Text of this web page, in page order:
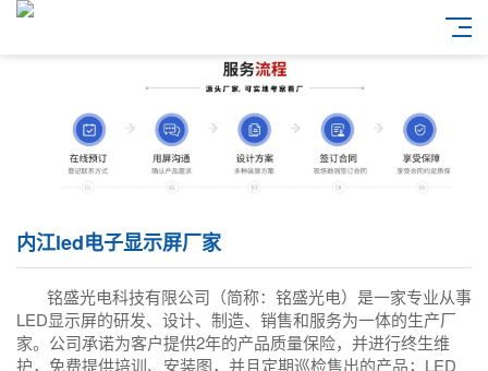
内江led电子显示屏厂家
铭盛光电科技有限公司（简称：铭盛光电）是一家专业从事
LED显示屏的研发、设计、制造、销售和服务为一体的生产厂
家。公司承诺为客户提供2年的产品质量保险，并进行终生维
护，免费提供培训、安装图，并且定期巡检售出的产品；LED